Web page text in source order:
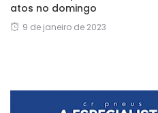
atos no domingo
9 de janeiro de 2023